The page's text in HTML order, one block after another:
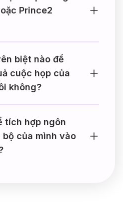
Prince2
biệt nào để
cuộc họp của
không?
tích hợp ngôn
của mình vào